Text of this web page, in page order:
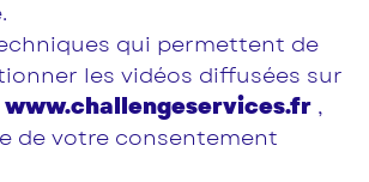
qui permettent de
les vidéos diffusées sur
www.challengeservices.fr ,
de votre consentement